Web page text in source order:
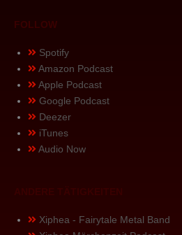
FOLLOW
Spotify
Amazon Podcast
Apple Podcast
Google Podcast
Deezer
iTunes
Audio Now
Xiphea - Fairytale Metal Band